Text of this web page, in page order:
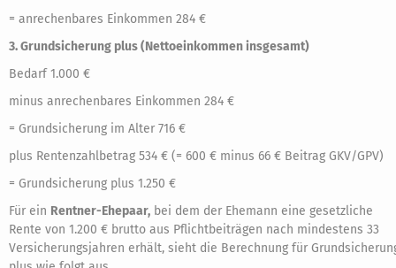
= anrechenbares Einkommen 284 €
3. Grundsicherung plus (Nettoeinkommen insgesamt)
Bedarf 1.000 €
minus anrechenbares Einkommen 284 €
= Grundsicherung im Alter 716 €
plus Rentenzahlbetrag 534 € (= 600 € minus 66 € Beitrag GKV/GPV)
= Grundsicherung plus 1.250 €
Für ein Rentner-Ehepaar, bei dem der Ehemann eine gesetzliche
Rente von 1.200 € brutto aus Pflichtbeiträgen nach mindestens 33
Versicherungsjahren erhält, sieht die Berechnung für